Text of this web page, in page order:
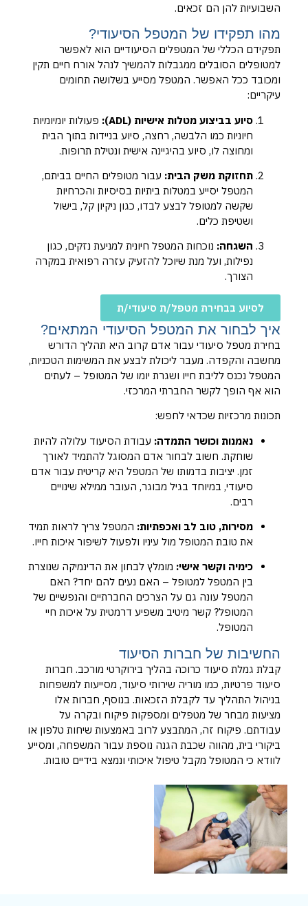
השבועיות להן הם זכאים.
מהו תפקידו של המטפל הסיעודי?
תפקידם הכללי של המטפלים הסיעודיים הוא לאפשר
למטופלים הסובלים ממגבלות להמשיך לנהל אורח חיים תקין
ומכובד ככל האפשר. המטפל מסייע בשלושה תחומים
עיקריים:
סיוע בביצוע מטלות אישיות (ADL):
פעולות יומיומיות
חיוניות כמו הלבשה, רחצה, סיוע בניידות בתוך הבית
ומחוצה לו, סיוע בהיגיינה אישית ונטילת תרופות.
תחזוקת משק הבית: עבור מטופלים החיים בביתם,
המטפל יסייע במטלות ביתיות בסיסיות והכרחיות
שקשה למטופל לבצע לבדו, כגון ניקיון קל, בישול
ושטיפת כלים.
השגחה: נוכחות המטפל חיונית למניעת נזקים, כגון
נפילות, ועל מנת שיוכל להזעיק עזרה רפואית במקרה
הצורך.
לסיוע בבחירת מטפל/ת סיעודי/ת
איך לבחור את המטפל הסיעודי המתאים?
בחירת מטפל סיעודי עבור אדם קרוב היא תהליך הדורש
מחשבה והקפדה. מעבר ליכולת לבצע את המשימות הטכניות,
המטפל נכנס לליבת חייו ושגרת יומו של המטופל – לעתים
הוא אף הופך לקשר החברתי המרכזי.
תכונות מרכזיות שכדאי לחפש:
נאמנות וכושר התמדה: עבודת הסיעוד עלולה להיות
שוחקת. חשוב לבחור אדם המסוגל להתמיד לאורך
זמן. יציבות בדמותו של המטפל היא קריטית עבור אדם
סיעודי, במיוחד בגיל מבוגר, העובר ממילא שינויים
רבים.
מסירות, טוב לב ואכפתיות: המטפל צריך לראות תמיד
את טובת המטופל מול עיניו ולפעול לשיפור איכות חייו.
כימיה וקשר אישי: מומלץ לבחון את הדינמיקה שנוצרת
בין המטפל למטופל – האם נעים להם יחד? האם
המטפל עונה גם על הצרכים החברתיים והנפשיים של
המטופל? קשר מיטיב משפיע דרמטית על איכות חיי
המטופל.
החשיבות של חברות הסיעוד
קבלת גמלת סיעוד כרוכה בהליך בירוקרטי מורכב. חברות
סיעוד פרטיות, כמו מוריה שירותי סיעוד, מסייעות למשפחות
בניהול התהליך עד לקבלת הזכאות. בנוסף, חברות אלו
מציעות מבחר של מטפלים ומספקות פיקוח ובקרה על
עבודתם. פיקוח זה, המתבצע לרוב באמצעות שיחות טלפון או
ביקורי בית, מהווה שכבת הגנה נוספת עבור המשפחה, ומסייע
לוודא כי המטופל מקבל טיפול איכותי ונמצא בידיים טובות.